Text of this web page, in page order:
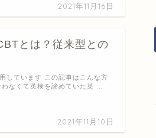
2021年11月16日
とは？従来型との
2021年11月10日
しています この記事はこんな方
なくて英検を諦めていた英 …